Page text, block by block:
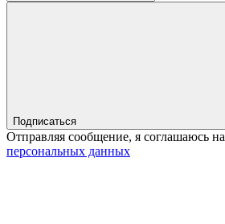
Подписаться
Отправляя сообщение, я соглашаюсь на
персональных данных